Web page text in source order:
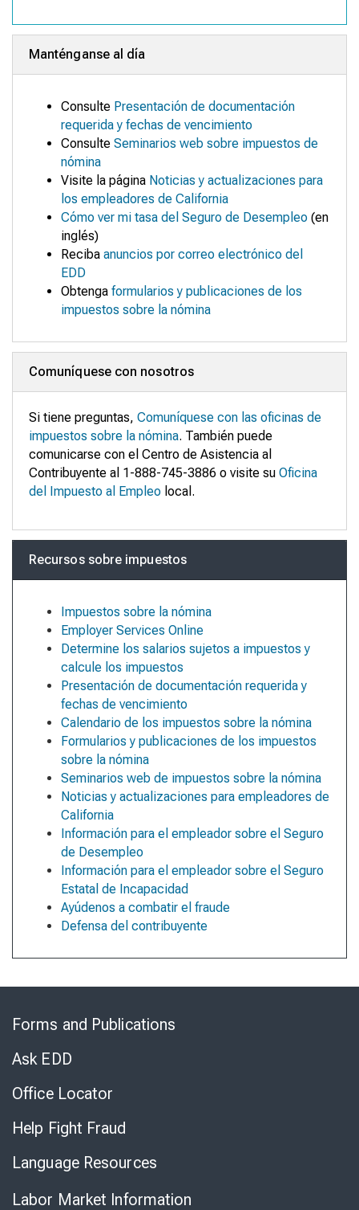
Manténganse al día
Consulte Presentación de documentación
requerida y fechas de vencimiento
Consulte Seminarios web sobre impuestos de
nómina
Visite la página Noticias y actualizaciones para
los empleadores de California
Cómo ver mi tasa del Seguro de Desempleo (en
inglés)
Reciba anuncios por correo electrónico del
EDD
Obtenga formularios y publicaciones de los
impuestos sobre la nómina
Comuníquese con nosotros
Si tiene preguntas, Comuníquese con las oficinas de
impuestos sobre la nómina. También puede
comunicarse con el Centro de Asistencia al
Contribuyente al 1-888-745-3886 o visite su Oficina
del Impuesto al Empleo local.
Recursos sobre impuestos
Impuestos sobre la nómina
Employer Services Online
Determine los salarios sujetos a impuestos y
calcule los impuestos
Presentación de documentación requerida y
fechas de vencimiento
Calendario de los impuestos sobre la nómina
Formularios y publicaciones de los impuestos
sobre la nómina
Seminarios web de impuestos sobre la nómina
Noticias y actualizaciones para empleadores de
California
Información para el empleador sobre el Seguro
de Desempleo
Información para el empleador sobre el Seguro
Estatal de Incapacidad
Ayúdenos a combatir el fraude
Defensa del contribuyente
Forms and Publications
Ask EDD
Office Locator
Help Fight Fraud
Language Resources
Labor Market Information